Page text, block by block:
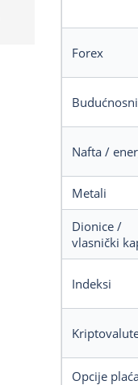
Forex
Nafta /
Metali
Dionice /
vlasnički
Indeksi
Opcije